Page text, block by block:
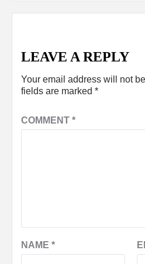
LEAVE A REPLY
Your email address will not
fields are marked *
COMMENT *
NAME *